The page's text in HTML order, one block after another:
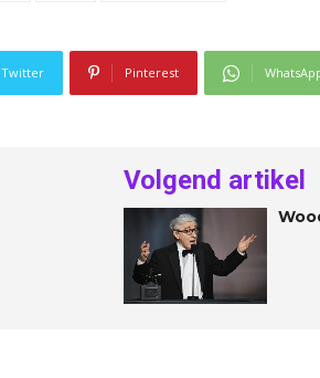
Twitter Pinterest
Volgend artikel